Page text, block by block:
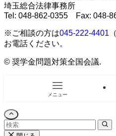
埼玉総合法律事務所
Tel: 048-862-0355 Fax: 048-
※ご相談の方は045-222-4401
お電話ください。
© 奨学金問題対策全国会議.
メニュー